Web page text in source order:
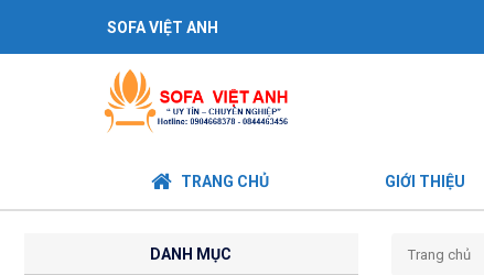
SOFA VIỆT ANH
TRANG CHỦ GIỚI THIỆU
DANH MỤC Trang chủ